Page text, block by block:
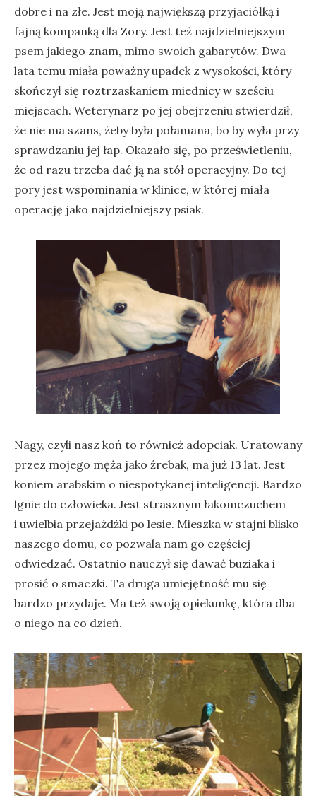
dobre i na złe. Jest moją największą przyjaciółką i
fajną kompanką dla Zory. Jest też najdzielniejszym
psem jakiego znam, mimo swoich gabarytów. Dwa
lata temu miała poważny upadek z wysokości, który
skończył się roztrzaskaniem miednicy w sześciu
miejscach. Weterynarz po jej obejrzeniu stwierdził,
że nie ma szans, żeby była połamana, bo by wyła przy
sprawdzaniu jej łap. Okazało się, po prześwietleniu,
że od razu trzeba dać ją na stół operacyjny. Do tej
pory jest wspominania w klinice, w której miała
operację jako najdzielniejszy psiak.
Nagy, czyli nasz koń to również adopciak. Uratowany
przez mojego męża jako źrebak, ma już 13 lat. Jest
koniem arabskim o niespotykanej inteligencji. Bardzo
lgnie do człowieka. Jest strasznym łakomczuchem
i uwielbia przejażdżki po lesie. Mieszka w stajni blisko
naszego domu, co pozwala nam go częściej
odwiedzać. Ostatnio nauczył się dawać buziaka i
prosić o smaczki. Ta druga umiejętność mu się
bardzo przydaje. Ma też swoją opiekunkę, która dba
o niego na co dzień.